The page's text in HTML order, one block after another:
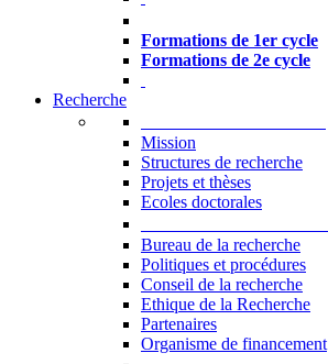
Formations de 1er cycle
Formations de 2e cycle
Recherche
Mission
Structures de recherche
Projets et thèses
Ecoles doctorales
Bureau de la recherche
Politiques et procédures
Conseil de la recherche
Ethique de la Recherche
Partenaires
Organisme de financement